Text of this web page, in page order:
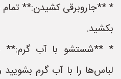
* **جاروبرقی کشیدن:**
بکشید.
* **شستشو با آب گرم:**
لباس‌ها را با آب گرم